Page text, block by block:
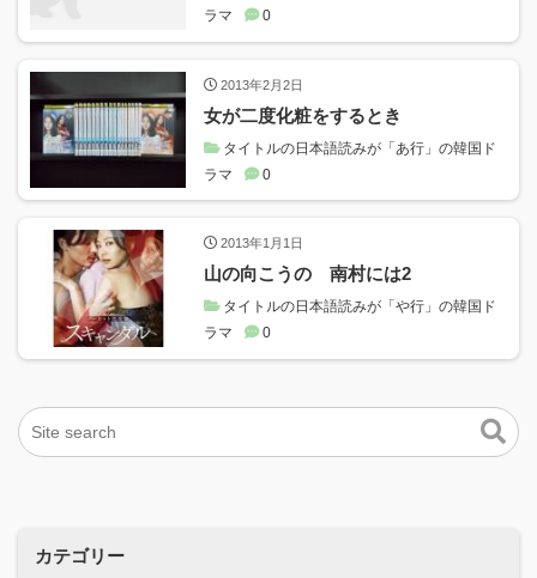
ラマ
0
2013年2月2日
女が二度化粧をするとき
タイトルの日本語読みが「あ行」の韓国ド
ラマ
0
2013年1月1日
山の向こうの 南村には2
タイトルの日本語読みが「や行」の韓国ド
ラマ
0
カテゴリー